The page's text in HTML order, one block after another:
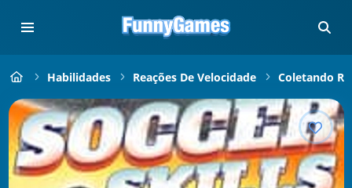
Habilidades Reações De Velocidade Coletando